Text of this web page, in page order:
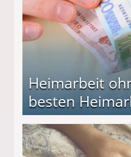
Heimarbeit
besten